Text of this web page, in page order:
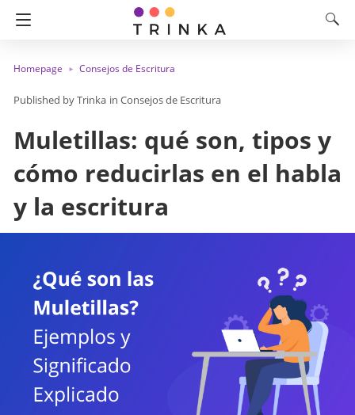
Homepage Consejos de Escritura
Trinka in Consejos de Escritura
Muletillas: qué son, tipos y
cómo reducirlas en el habla
y la escritura